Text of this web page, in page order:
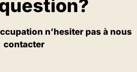
n’hesiter pas à nous
contacter